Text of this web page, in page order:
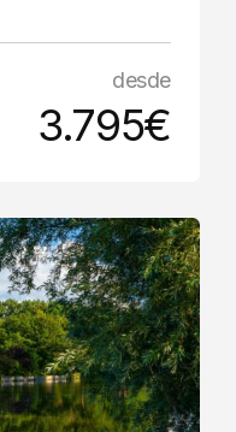
desde
3.795€